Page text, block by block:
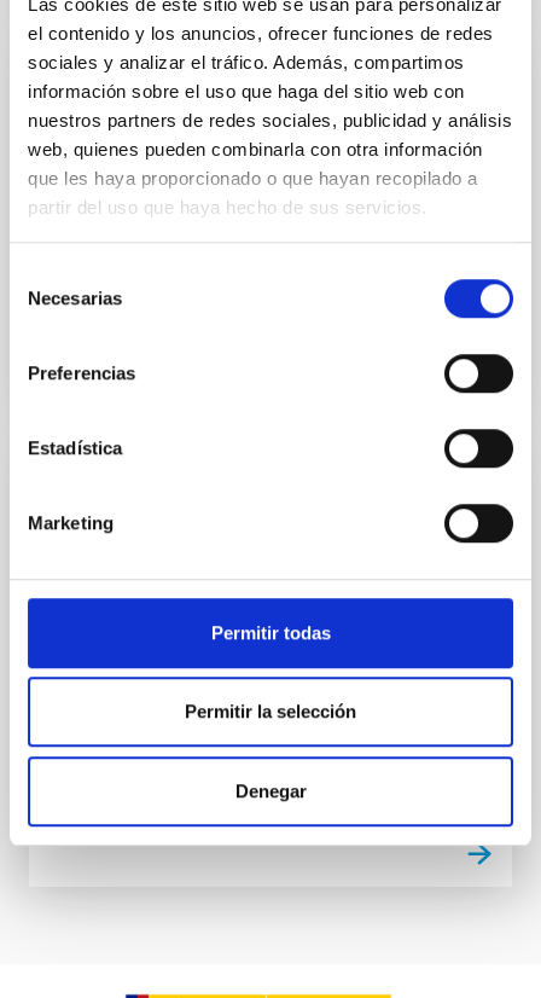
Las cookies de este sitio web se usan para personalizar
el contenido y los anuncios, ofrecer funciones de redes
sociales y analizar el tráfico. Además, compartimos
información sobre el uso que haga del sitio web con
nuestros partners de redes sociales, publicidad y análisis
web, quienes pueden combinarla con otra información
que les haya proporcionado o que hayan recopilado a
partir del uso que haya hecho de sus servicios.
Necesarias
Preferencias
Estadística
Marketing
Permitir todas
Permitir la selección
Denegar
PUBLICACIÓN
The Mid-infrared-emitting Jet in the Black
Hole V404 Cygni in Quiescence
Observations of some quiescent black hole X-ray
Unraveling the Complex Behavior of Mrk
Observations during an Extreme Flaring
Activity in 2013 April
We report on a multiband variability and correlation
exceptional flaring activity observed from 2013 April
11 to 19...